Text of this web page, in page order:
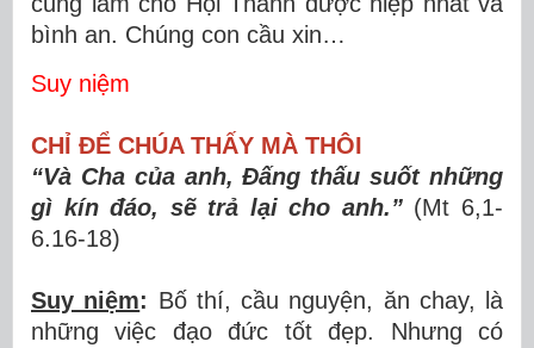
bình an. Chúng con cầu xin…
Suy niệm
CHỈ ĐỂ CHÚA THẤY MÀ THÔI
“Và Cha của anh, Đấng thấu suốt những
gì kín đáo, sẽ trả lại cho anh.” (Mt 6,1-
6.16-18)
Suy niệm: Bố thí, cầu nguyện, ăn chay, là
những việc đạo đức tốt đẹp. Nhưng có